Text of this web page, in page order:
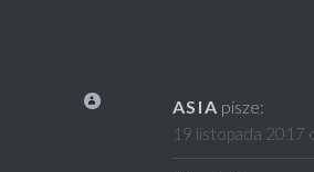
ASIA pisze:
19 listopada 2017